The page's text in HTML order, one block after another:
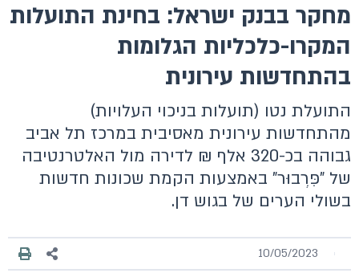
מחקר בבנק ישראל: בחינת התועלות
המקרו-כלכליות הגלומות
בהתחדשות עירונית
התועלת נטו (תועלות בניכוי העלויות)
מהתחדשות עירונית מאסיבית במרכז תל אביב
גבוהה בכ-320 אלף ₪ לדירה מול האלטרנטיבה
של "פִּרְבוּר" באמצעות הקמת שכונות חדשות
בשולי הערים של בגוש דן.
10/05/2023